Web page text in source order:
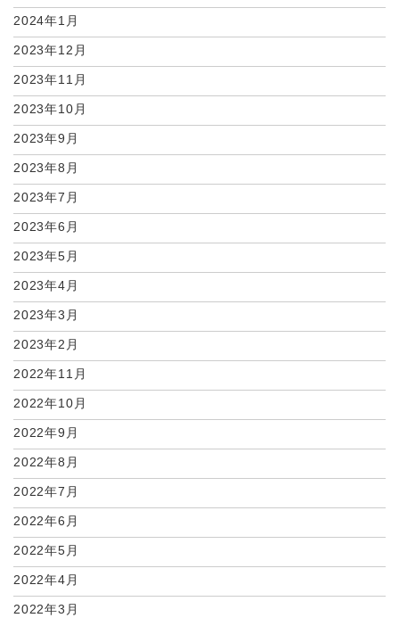
2024年1月
2023年12月
2023年11月
2023年10月
2023年9月
2023年8月
2023年7月
2023年6月
2023年5月
2023年4月
2023年3月
2023年2月
2022年11月
2022年10月
2022年9月
2022年8月
2022年7月
2022年6月
2022年5月
2022年4月
2022年3月